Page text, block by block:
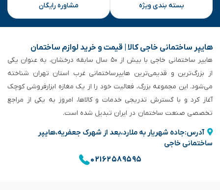
بسته بندی ویژه مشاوره رایگان
هایپر ساختمانی خاجی‌ کالا | قیمت و خرید لوازم ساختمان
هایپر ساختمانی خاجی‌ با بیش از ۵۰ سال سابقه‌ درخشان، به عنوان یکی
از بزرگ‌ترین و قدیمی‌ترین هایپرساختمانی‌ غرب استان تهران شناخته
می‌شود. این مجموعه بزرگ، فعالیت خود را از یک مغازه ابزارفروشی کوچک
آغاز کرد و با گسترش تدریجی خدمات و کالاها، امروز به یکی از مراجع
تخصصی صنعت ساختمان در ایران تبدیل شده است.
آدرس:جاده شهریار به ملارد،بعد از شهرک جعفریه،هایپر
ساختمانی خاجی
۰۲۱۶۲۵۸۹۵۹۵